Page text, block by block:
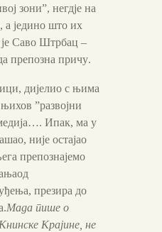
зони”, негдје на
а једино што их
је Саво Штрбац –
препозна причу.
дијелио с њима
”развојни
. Ипак, ма у
није остајао
препознајемо
од
презира до
.Мада пише о
Крајине, не